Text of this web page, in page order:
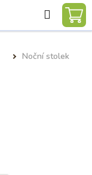
Hledat
Noční stolek